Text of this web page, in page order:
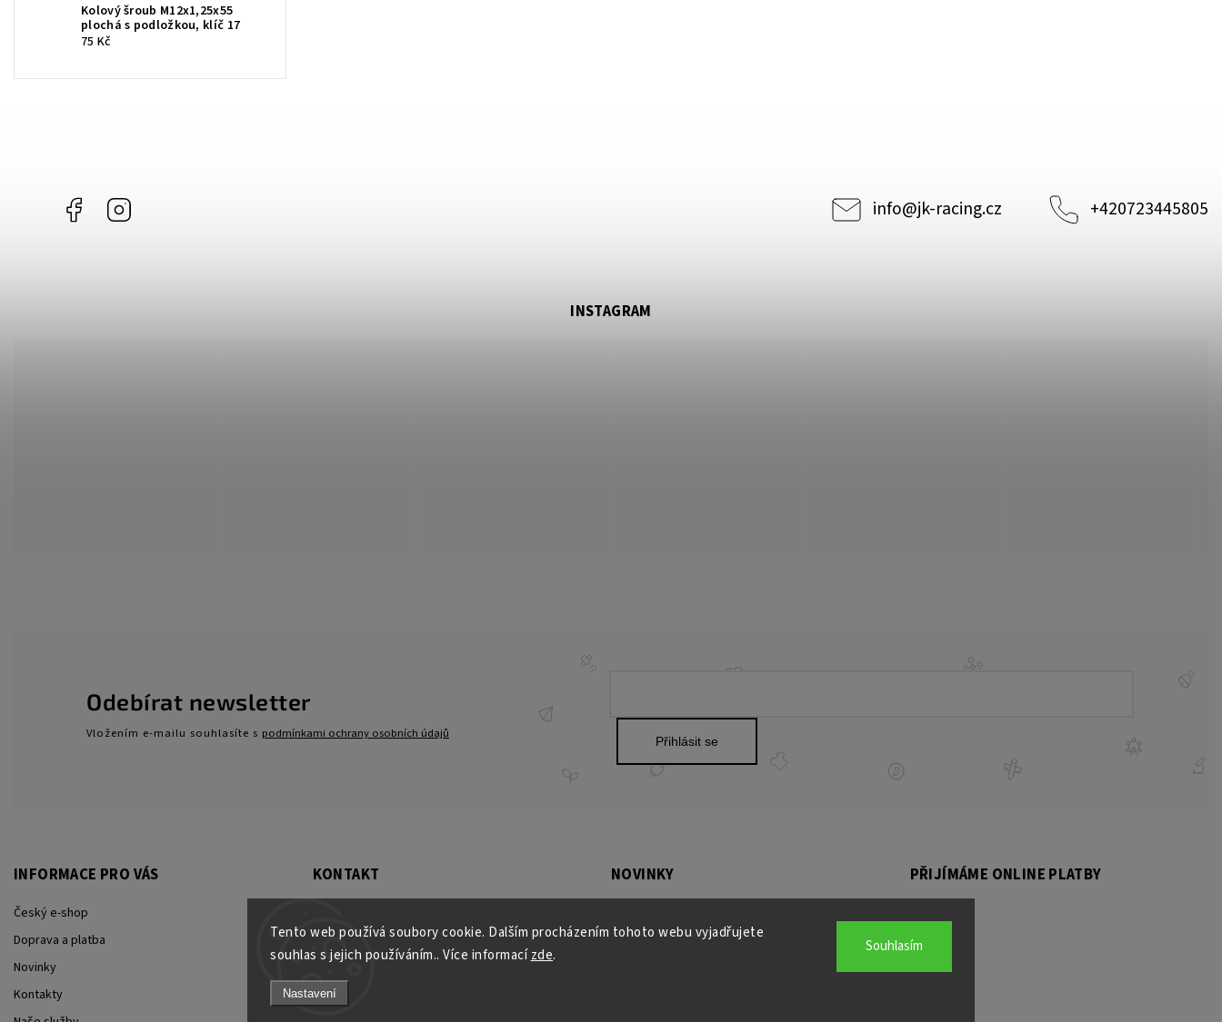
Tento web používá soubory cookie. Dalším procházením tohoto webu vyjadřujete
souhlas s jejich používáním.. Více informacízde.
Nastavení
Souhlasím
Kolový šroub M12x1,25x55
plochá s podložkou, klíč 17
75 Kč
Facebook info@jk-racing.cz +420723445805
INSTAGRAM
INFORMACE PRO VÁS
Český e-shop
Doprava a platba
Novinky
Kontakty
KONTAKT
info @jk-racing.cz
+420723445805
NOVINKY
6.10.2025
PŘIJÍMÁME ONLINE PLATBY
Odebírat newsletter
Vložením e-mailu souhlasíte s podmínkami ochrany osobních údajů
Přihlásit se